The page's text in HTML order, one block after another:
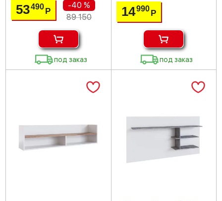
53490 Р
-40 %
89 150
под заказ
14990 Р
под заказ